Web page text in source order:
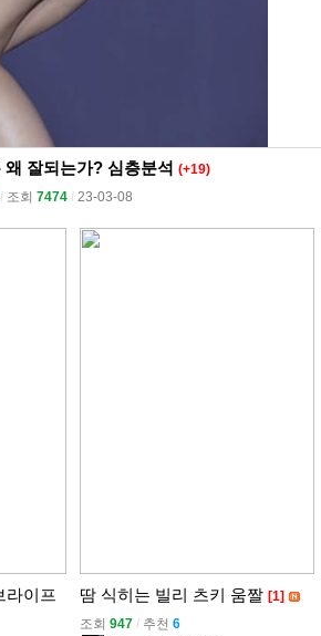
잘되는가? 심층분석 (+19)
l 조회 7474 l 23-03-08
라이프
땀 식히는 빌리 츠키 움짤 [1]
조회 947 l 추천 6